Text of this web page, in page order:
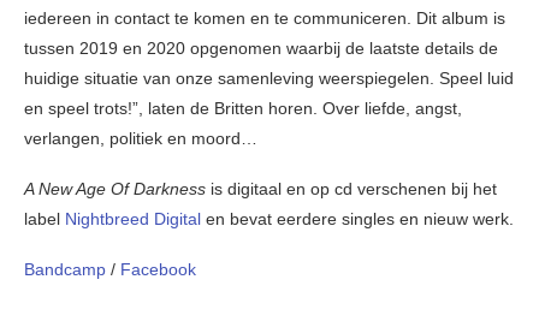
iedereen in contact te komen en te communiceren. Dit album is
tussen 2019 en 2020 opgenomen waarbij de laatste details de
huidige situatie van onze samenleving weerspiegelen. Speel luid
en speel trots!”, laten de Britten horen. Over liefde, angst,
verlangen, politiek en moord…
A New Age Of Darkness is digitaal en op cd verschenen bij het
label Nightbreed Digital en bevat eerdere singles en nieuw werk.
Bandcamp / Facebook